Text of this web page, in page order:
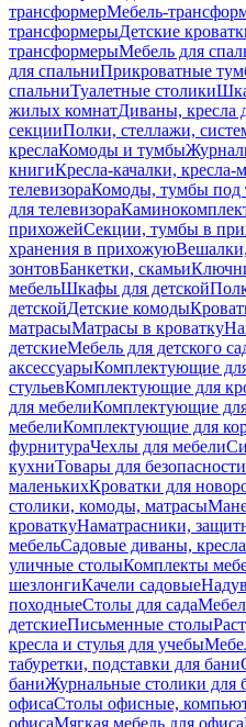
трансформерМебель-
трансформерыДетские
трансформерыМебель для
для спальниПрикроватные
спальниТуалетные столики
жилых комнатДиваны, кресла
секцииПолки, стеллажи,
креслаКомоды и тумбы
книгиКресла-качалки, кресла-
телевизораКомоды, тумбы под
для телевизора
прихожейСекции, тумбы в
хранения в прихожую
зонтовБанкетки, скамьи
мебельШкафы для детской
детскойДетские комоды
матрасыМатрасы в кроватку
детскиеМебель для детского
аксессуарыКомплектующие
стульевКомплектующие для
для мебелиКомплектующие
мебелиКомплектующие для
фурнитураЧехлы для мебели
кухниТовары для
маленькихКроватки для
столики, комоды, матрасы
кроваткуНаматрасники,
мебельСадовые диваны, кресла
уличные столыКомплекты
шезлонгиКачели садовые
походныеСтолы для сада
детскиеПисьменные столы
кресла и стулья для учебы
табуретки, подставки для бани
баниЖурнальные столики для
офисаСтолы офисные,
офисаМягкая мебель для офиса